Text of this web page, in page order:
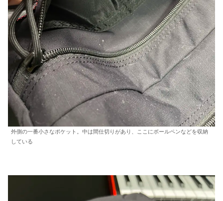
外側の一番小さなポケット。中は間仕切りがあり、ここにボールペンなどを収納
している